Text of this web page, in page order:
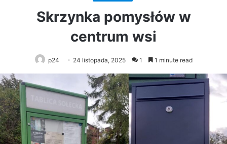
Skrzynka pomysłów w
centrum wsi
p24 24 listopada, 2025 1 1 minute read